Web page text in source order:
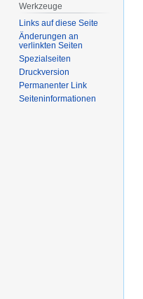
Werkzeuge
Links auf diese Seite
Änderungen an
verlinkten Seiten
Spezialseiten
Druckversion
Permanenter Link
Seiten­informationen